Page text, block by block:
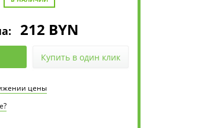
212 BYN
Купить в один клик
цены